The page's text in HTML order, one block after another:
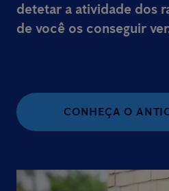
detetar a atividade dos
de você os conseguir
CONHEÇA O